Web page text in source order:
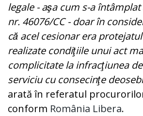
legale - aşa cum s-a
nr. 46076/CC - doar în
că acel cesionar era
realizate condiţiile unui act
complicitate la infracţiunea
serviciu cu consecinţe
arată în referatul
conform România Libera.